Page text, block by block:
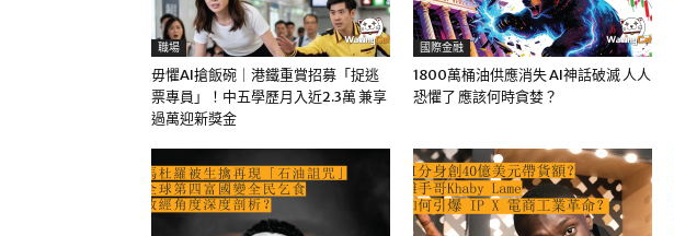
職場
毋懼AI搶飯碗｜港鐵重賞招募「捉逃
票專員」！中五學歷月入近2.3萬 兼享
過萬迎新獎金
國際金融
1800萬桶油供應消失 AI神話破滅 人人
恐懼了 應該何時貪婪？